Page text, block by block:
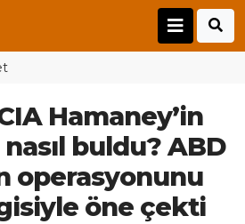
Hamaney’in
buldu? ABD
operasyonunu
öne çekti